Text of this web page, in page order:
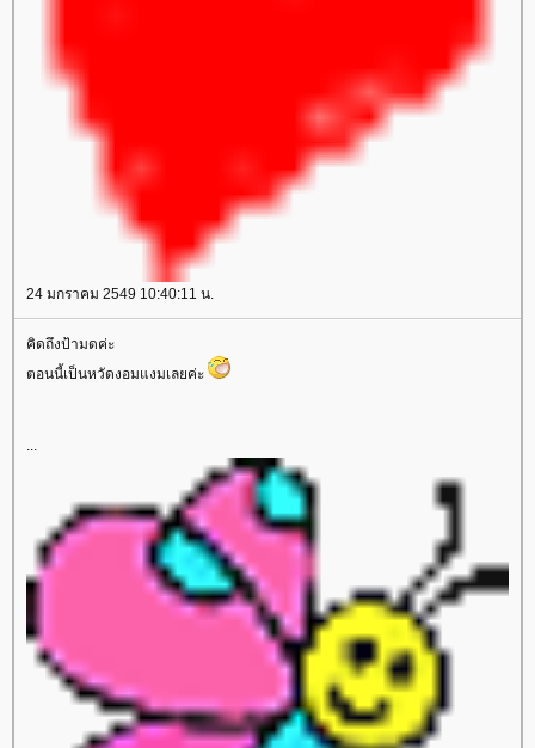
24 มกราคม 2549 10:40:11 น.
คิดถึงป้ามดค่ะ
ตอนนี้เป็นหวัดงอมแงมเลยค่ะ
...